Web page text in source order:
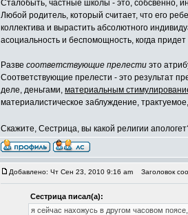
Сталобыть, частные школы - это, собсвенно,
Любой родитель, который считает, что его
коллектива и вырастить абсолютного
асоциальность и беспомощность, когда
Разве соответствующие прелести это
Соответствующие прелести - это результат
деле, деньгами, материальным
материалистическое заблуждение,
Скажите, Сестрица, вы какой религии
Добавлено: Чт Сен 23, 2010 9:16 am Заголовок
Сестрица писал(а):
я сейчас нахожусь в другом часовом